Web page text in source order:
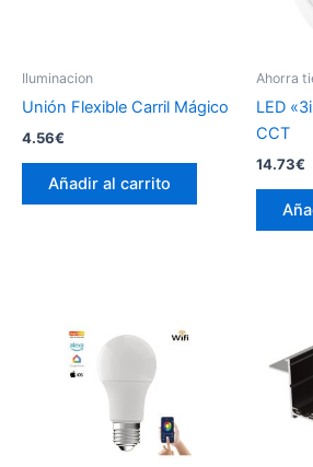
Iluminacion
Unión Flexible Carril Mágico
4.56€
Añadir al carrito
Ahorra
LED
CCT
14.73€